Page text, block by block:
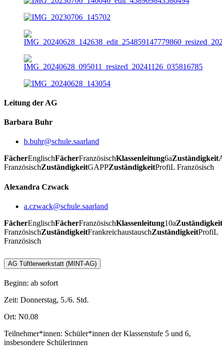
Leitung der AG
Barbara Buhr
b.buhr@schule.saarland
FächerEnglischFächerFranzösischKlassenleitung6aZuständigkeit
FranzösischZuständigkeitGAPPZuständigkeitProfiL Französisch
Alexandra Czwack
a.czwack@schule.saarland
FächerEnglischFächerFranzösischKlassenleitung10aZuständigkeit
FranzösischZuständigkeitFrankreichaustauschZuständigkeitProfiL
Französisch
AG Tüftlerwerkstatt (MINT-AG)
Beginn: ab sofort
Zeit: Donnerstag, 5./6. Std.
Ort: N0.08
Teilnehmer*innen: Schüler*innen der Klassenstufe 5 und 6,
insbesondere Schülerinnen